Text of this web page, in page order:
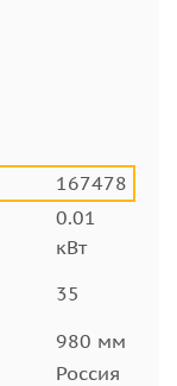
167478
0.01
кВт
35
980 мм
Россия